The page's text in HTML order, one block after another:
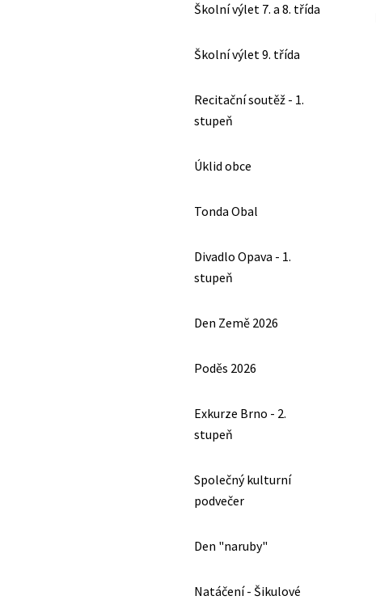
Školní výlet 7. a 8. třída
Školní výlet 9. třída
Recitační soutěž - 1.
stupeň
Úklid obce
Tonda Obal
Divadlo Opava - 1.
stupeň
Den Země 2026
Poděs 2026
Exkurze Brno - 2.
stupeň
Společný kulturní
podvečer
Den "naruby"
Natáčení - Šikulové